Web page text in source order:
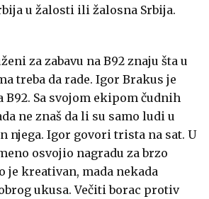
u žalosti ili žalosna Srbija.
za zabavu na B92 znaju šta u
treba da rade. Igor Brakus je
Sa svojom ekipom čudnih
ne znaš da li su samo ludi u
njega. Igor govori trista na sat. U
osvojio nagradu za brzo
je kreativan, mada nekada
ukusa. Večiti borac protiv